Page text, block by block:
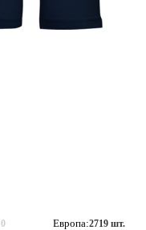
0 Европа:2719 шт.